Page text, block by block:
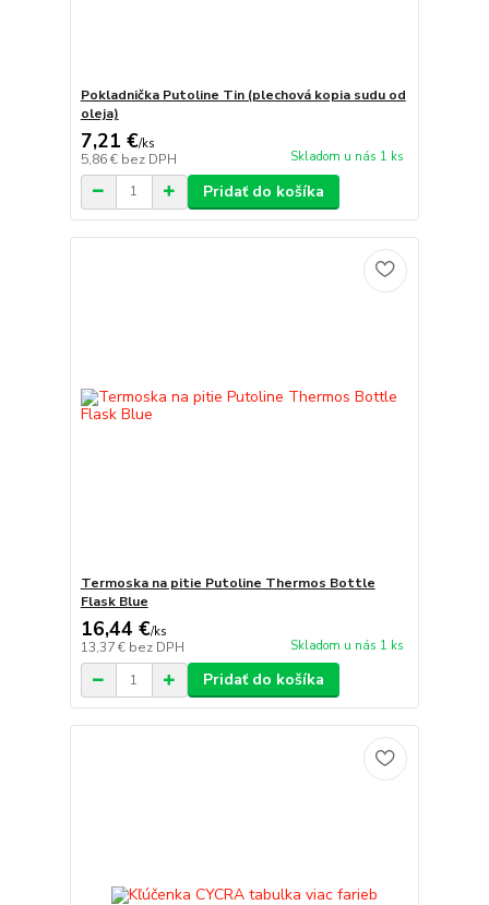
Pokladnička Putoline Tin (plechová kopia sudu od
oleja)
7,21 €/ks
5,86 € bez DPH Skladom u nás 1 ks
Pridať do košíka
Termoska na pitie Putoline Thermos Bottle
Flask Blue
16,44 €/ks
13,37 € bez DPH Skladom u nás 1 ks
Pridať do košíka